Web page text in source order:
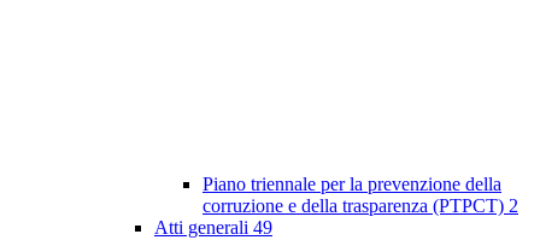
Piano triennale per la prevenzione della
corruzione e della trasparenza (PTPCT) 2
Atti generali 49